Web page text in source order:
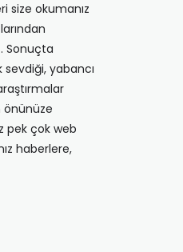
size okumanız
Sonuçta
yabancı
önünüze
pek çok web
haberlere,